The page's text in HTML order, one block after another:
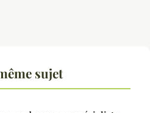
sujet